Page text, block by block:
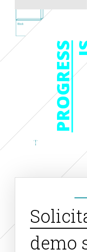
PROGRESS
demo